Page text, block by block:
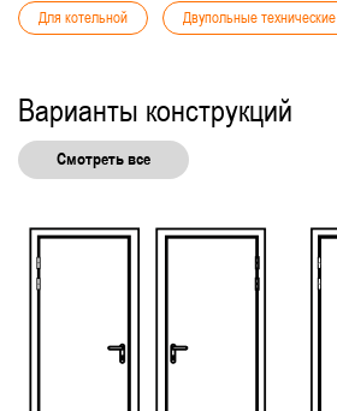
Для котельной Двупольные технические
Для наружной установки
Варианты конструкций
Смотреть все